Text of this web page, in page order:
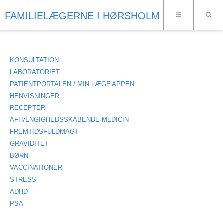
FAMILIELÆGERNE I HØRSHOLM
KONSULTATION
LABORATORIET
PATIENTPORTALEN / MIN LÆGE APPEN
HENVISNINGER
RECEPTER
AFHÆNGIGHEDSSKABENDE MEDICIN
FREMTIDSFULDMAGT
GRAVIDITET
BØRN
VACCINATIONER
STRESS
ADHD
PSA